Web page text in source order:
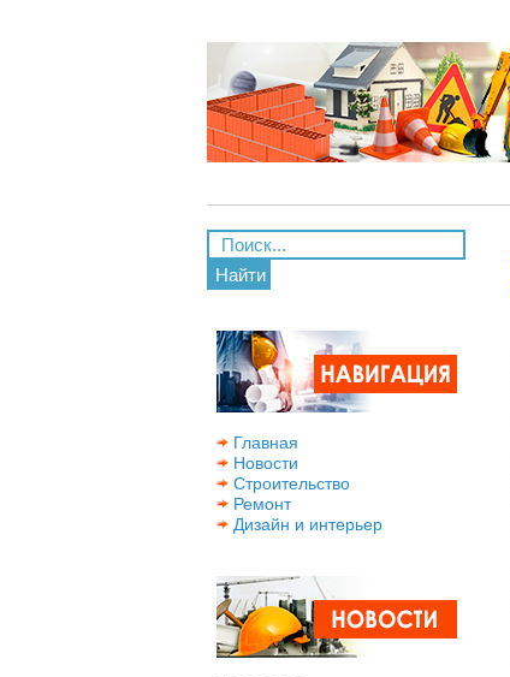
Найти
Главная
Новости
Строительство
Ремонт
Дизайн и интерьер